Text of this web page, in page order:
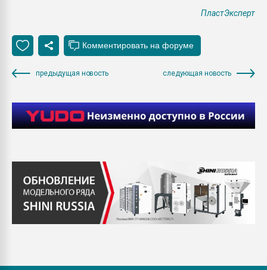
ПластЭксперт
предыдущая новость следующая новость